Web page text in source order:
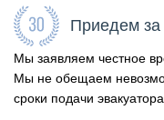
Приедем за
Мы заявляем честное
Мы не обещаем
сроки подачи